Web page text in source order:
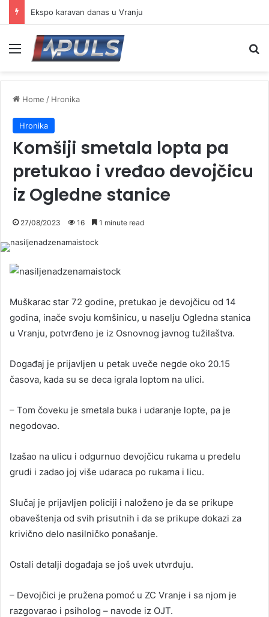
Menu
Home / Hronika
Hronika
Komšiji smetala lopta pa
pretukao i vređao devojčicu
iz Ogledne stanice
27/08/2023 16 1 minute read
Muškarac star 72 godine, pretukao je devojčicu od 14
godina, inače svoju komšinicu, u naselju Ogledna stanica
u Vranju, potvrđeno je iz Osnovnog javnog tužilaštva.
Događaj je prijavljen u petak uveče negde oko 20.15
časova, kada su se deca igrala loptom na ulici.
– Tom čoveku je smetala buka i udaranje lopte, pa je
negodovao.
Izašao na ulicu i odgurnuo devojčicu rukama u predelu
grudi i zadao joj više udaraca po rukama i licu.
Slučaj je prijavljen policiji i naloženo je da se prikupe
obaveštenja od svih prisutnih i da se prikupe dokazi za
krivično delo nasilničko ponašanje.
Ostali detalji događaja se još uvek utvrđuju.
– Devojčici je pružena pomoć u ZC Vranje i sa njom je
razgovarao i psiholog – navode iz OJT.